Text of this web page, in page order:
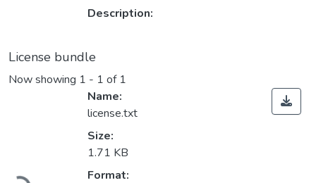
Description:
License bundle
Now showing 1 - 1 of 1
Loading...
Name:
license.txt
Size:
1.71 KB
Format: